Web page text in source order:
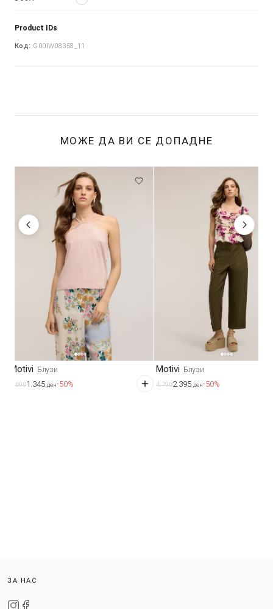
Product IDs
Код: G00IW08358_11
МОЖЕ ДА ВИ СЕ ДОПАДНЕ
Motivi Блузи
2.6901.345 ден-50%
Motivi Блузи
4.7902.395 ден-50%
ЗА НАС